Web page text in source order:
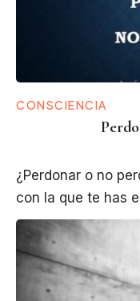
CONSCIENCIA
¿Perdonar o no
con la que te has